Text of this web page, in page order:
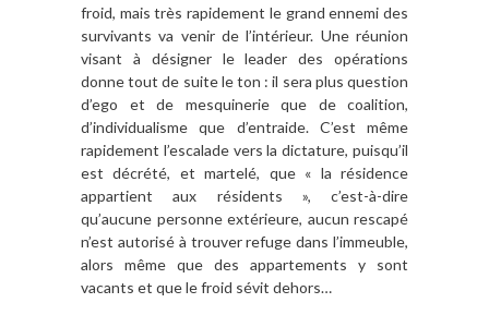
froid, mais très rapidement le grand ennemi des
survivants va venir de l’intérieur. Une réunion
visant à désigner le leader des opérations
donne tout de suite le ton : il sera plus question
d’ego et de mesquinerie que de coalition,
d’individualisme que d’entraide. C’est même
rapidement l’escalade vers la dictature, puisqu’il
est décrété, et martelé, que « la résidence
appartient aux résidents », c’est-à-dire
qu’aucune personne extérieure, aucun rescapé
n’est autorisé à trouver refuge dans l’immeuble,
alors même que des appartements y sont
vacants et que le froid sévit dehors…